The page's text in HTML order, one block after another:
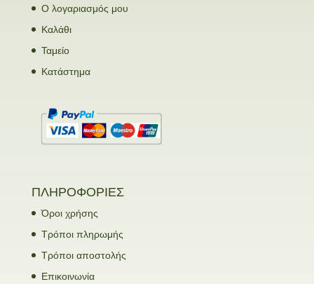
Ο λογαριασμός μου
Καλάθι
Ταμείο
Κατάστημα
ΠΛΗΡΟΦΟΡΙΕΣ
Όροι χρήσης
Τρόποι πληρωμής
Τρόποι αποστολής
Επικοινωνία